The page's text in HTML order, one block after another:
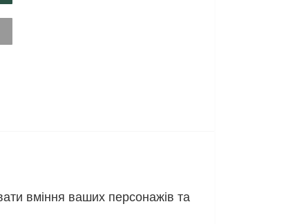
вміння ваших персонажів та